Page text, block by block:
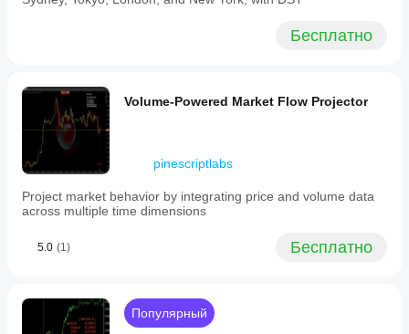
Бесплатно
Volume-Powered Market Flow Projector
pinescriptlabs
Project market behavior by integrating price and volume data
across multiple time dimensions
5.0 (1) Бесплатно
Популярный